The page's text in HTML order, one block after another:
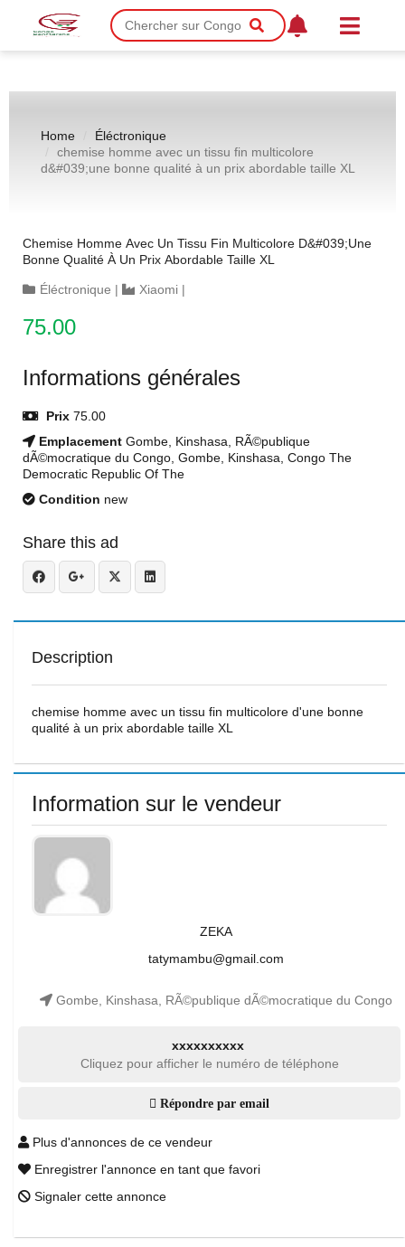
Home
Éléctronique
chemise homme avec un tissu fin multicolore
d&#039;une bonne qualité à un prix abordable taille XL
Chemise Homme Avec Un Tissu Fin Multicolore D&#039;une
Bonne Qualité À Un Prix Abordable Taille XL
Éléctronique | Xiaomi |
75.00
Informations générales
Prix 75.00
Emplacement Gombe, Kinshasa, RÃ©publique
dÃ©mocratique du Congo, Gombe, Kinshasa, Congo The
Democratic Republic Of The
Condition new
Share this ad
Description
chemise homme avec un tissu fin multicolore d'une bonne
qualité à un prix abordable taille XL
Information sur le vendeur
ZEKA
tatymambu@gmail.com
Gombe, Kinshasa, RÃ©publique dÃ©mocratique du Congo
xxxxxxxxxx
Cliquez pour afficher le numéro de téléphone
Répondre par email
Plus d'annonces de ce vendeur
Enregistrer l'annonce en tant que favori
Signaler cette annonce